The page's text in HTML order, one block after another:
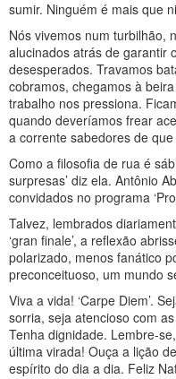
sumir. Ninguém é mais que
Nós vivemos num turbilhão,
alucinados atrás de garantir
desesperados. Travamos
cobramos, chegamos à
trabalho nos pressiona.
quando deveríamos frear
a corrente sabedores de
Como a filosofia de rua é
surpresas’ diz ela. Antônio
convidados no programa
Talvez, lembrados
‘gran finale’, a reflexão
polarizado, menos fanático
preconceituoso, um mundo
Viva a vida! ‘Carpe Diem’.
sorria, seja atencioso com
Tenha dignidade. Lembre-
última virada! Ouça a lição
espírito do dia a dia. Feliz